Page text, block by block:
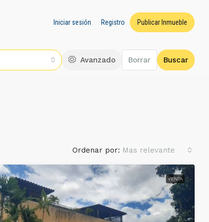
Iniciar sesión Registro Publicar Inmueble
Avanzado Borrar Buscar
Ordenar por: Mas relevante
VENTA